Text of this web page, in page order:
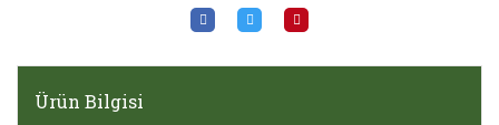
Ürün Bilgisi